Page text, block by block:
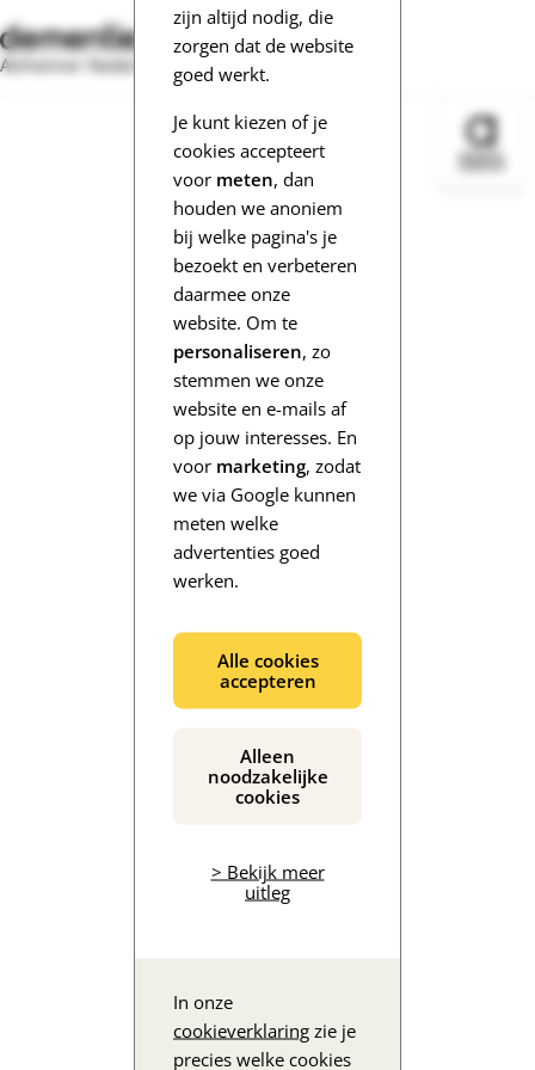
zijn altijd nodig, die
zorgen dat de website
goed werkt.
Je kunt kiezen of je
cookies accepteert
voor meten, dan
houden we anoniem
bij welke pagina's je
bezoekt en verbeteren
daarmee onze
website. Om te
personaliseren, zo
stemmen we onze
website en e-mails af
op jouw interesses. En
voor marketing, zodat
we via Google kunnen
meten welke
advertenties goed
werken.
Alle cookies
accepteren
Alleen
noodzakelijke
cookies
> Bekijk meer
uitleg
In onze
cookieverklaring zie je
precies welke cookies
Alzheimer Nederland
De inhoud wordt geladen...